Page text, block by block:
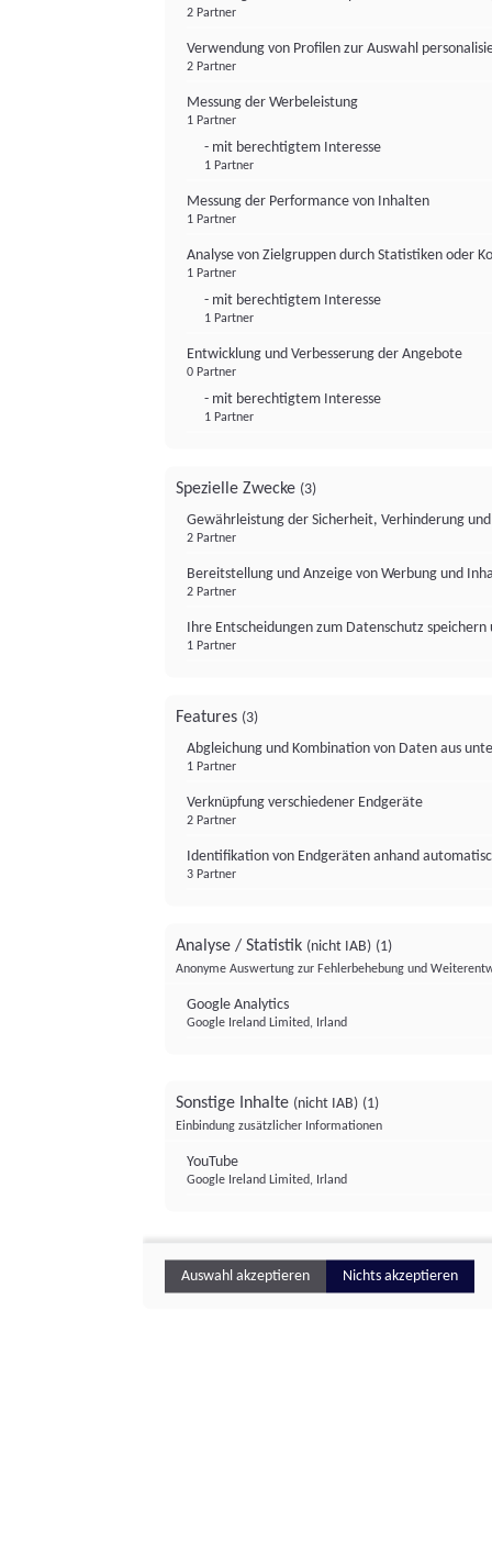
2 Partner
Verwendung von Profilen zur Auswahl
2 Partner
Messung der Werbeleistung
1 Partner
- mit berechtigtem Interesse
1 Partner
Messung der Performance von Inhalten
1 Partner
Analyse von Zielgruppen durch Statistiken oder
1 Partner
- mit berechtigtem Interesse
1 Partner
Entwicklung und Verbesserung der Angebote
0 Partner
- mit berechtigtem Interesse
1 Partner
Spezielle Zwecke (3)
Gewährleistung der Sicherheit, Verhinderung
2 Partner
Bereitstellung und Anzeige von Werbung und
2 Partner
Ihre Entscheidungen zum Datenschutz
1 Partner
Features (3)
Abgleichung und Kombination von Daten aus
1 Partner
Verknüpfung verschiedener Endgeräte
2 Partner
Identifikation von Endgeräten anhand
3 Partner
Analyse / Statistik (nicht IAB) (1)
Anonyme Auswertung zur Fehlerbehebung und
Google Analytics
Google Ireland Limited, Irland
Sonstige Inhalte (nicht IAB) (1)
Einbindung zusätzlicher Informationen
YouTube
Google Ireland Limited, Irland
Auswahl akzeptieren Nichts akzeptieren